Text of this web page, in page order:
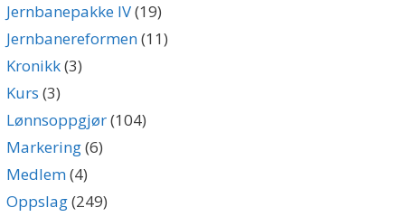
Jernbanepakke IV(19)
Jernbanereformen(11)
Kronikk(3)
Kurs (3)
Lønnsoppgjør(104)
Markering(6)
Medlem(4)
Oppslag(249)